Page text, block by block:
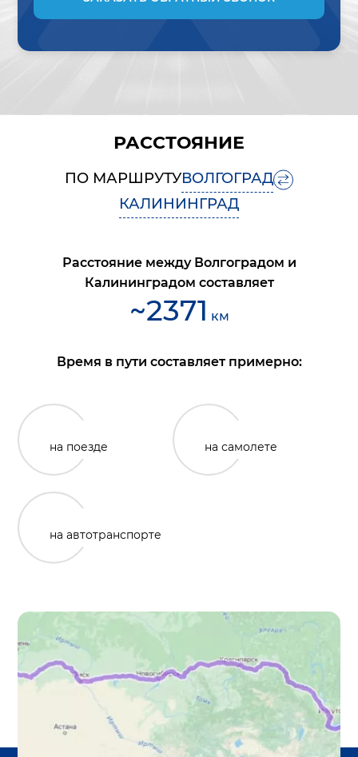
РАССТОЯНИЕ
ПО МАРШРУТУВОЛГОГРАД
КАЛИНИНГРАД
Расстояние между Волгоградом и
Калининградом составляет
~2371 км
Время в пути составляет примерно:
на поезде на самолете
на автотранспорте